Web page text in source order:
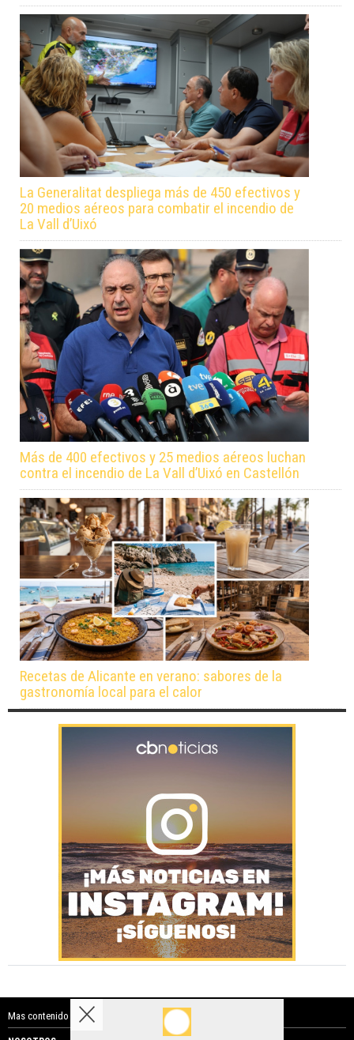
La Generalitat despliega más de 450 efectivos y
20 medios aéreos para combatir el incendio de
La Vall d’Uixó
Más de 400 efectivos y 25 medios aéreos luchan
contra el incendio de La Vall d’Uixó en Castellón
Recetas de Alicante en verano: sabores de la
gastronomía local para el calor
Mas contenido de Costa Blanca Noticias: